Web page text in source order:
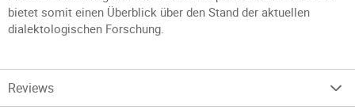
bietet somit einen Überblick über den Stand der aktuellen
dialektologischen Forschung.
Reviews